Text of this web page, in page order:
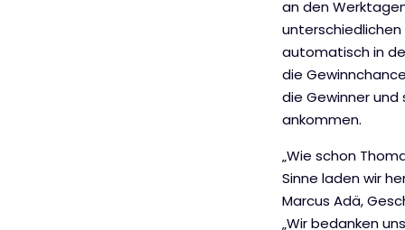
an den
automatisch in
die
die Gewinner
ankommen.
„Wie schon
Sinne laden wir
Marcus Adä,
„Wir bedanken